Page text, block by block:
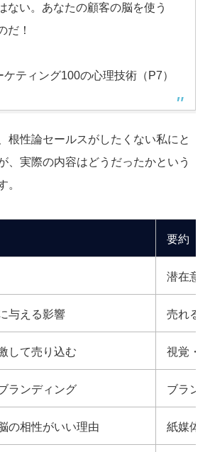
ない。あなたの顧客の脳を使う
だ！
ケティング100の心理技術（P7）
根性論セールスがしたくない私にと
、実際の内容はどうだったかという
。
要約
潜在意
与える影響 売れる
して売り込む 視覚・
ランディング ブラン
の相性がいい理由 紙媒体